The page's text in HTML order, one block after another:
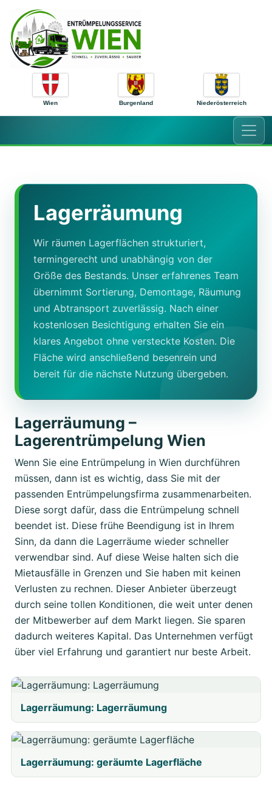
Zum Inhalt springen
Wien Burgenland Niederösterreich
Lagerräumung
Wir räumen Lagerflächen strukturiert,
termingerecht und unabhängig von der
Größe des Bestands. Unser erfahrenes Team
übernimmt Sortierung, Demontage, Räumung
und Abtransport zuverlässig. Nach einer
kostenlosen Besichtigung erhalten Sie ein
klares Angebot ohne versteckte Kosten. Die
Fläche wird anschließend besenrein und
bereit für die nächste Nutzung übergeben.
Lagerräumung –
Lagerentrümpelung Wien
Wenn Sie eine Entrümpelung in Wien durchführen
müssen, dann ist es wichtig, dass Sie mit der
passenden Entrümpelungsfirma zusammenarbeiten.
Diese sorgt dafür, dass die Entrümpelung schnell
beendet ist. Diese frühe Beendigung ist in Ihrem
Sinn, da dann die Lagerräume wieder schneller
verwendbar sind. Auf diese Weise halten sich die
Mietausfälle in Grenzen und Sie haben mit keinen
Verlusten zu rechnen. Dieser Anbieter überzeugt
durch seine tollen Konditionen, die weit unter denen
der Mitbewerber auf dem Markt liegen. Sie sparen
dadurch weiteres Kapital. Das Unternehmen verfügt
über viel Erfahrung und garantiert nur beste Arbeit.
Lagerräumung: Lagerräumung
Lagerräumung: geräumte Lagerfläche